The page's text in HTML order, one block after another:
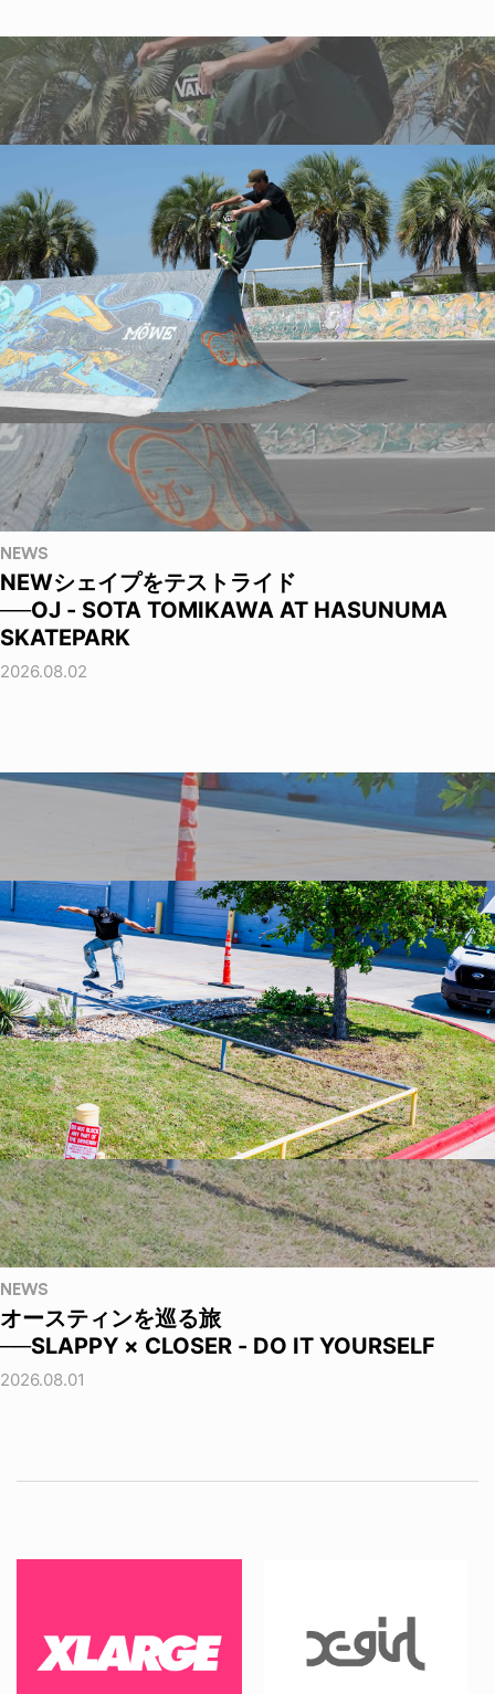
NEWS
NEWシェイプをテストライド
──OJ - SOTA TOMIKAWA AT HASUNUMA
SKATEPARK
2026.08.02
NEWS
オースティンを巡る旅
──SLAPPY × CLOSER - DO IT YOURSELF
2026.08.01